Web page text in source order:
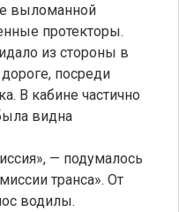
выломанной
протекторы.
из стороны в
посреди
В кабине частично
видна
— подумалось
транса». От
водилы.